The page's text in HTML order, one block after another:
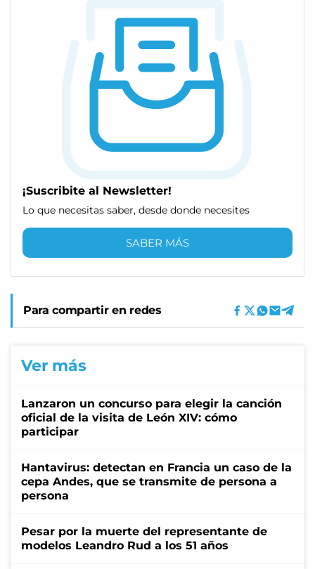
¡Suscribite al Newsletter!
Lo que necesitas saber, desde donde necesites
SABER MÁS
Para compartir en redes
Ver más
Lanzaron un concurso para elegir la canción
oficial de la visita de León XIV: cómo
participar
Hantavirus: detectan en Francia un caso de la
cepa Andes, que se transmite de persona a
persona
Pesar por la muerte del representante de
modelos Leandro Rud a los 51 años